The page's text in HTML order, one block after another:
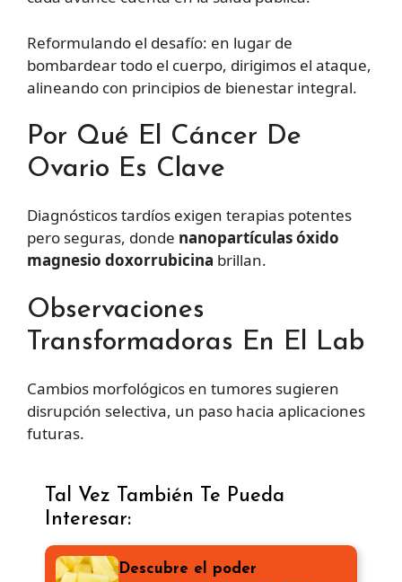
Reformulando el desafío: en lugar de
bombardear todo el cuerpo, dirigimos el ataque,
alineando con principios de bienestar integral.
Por Qué El Cáncer De
Ovario Es Clave
Diagnósticos tardíos exigen terapias potentes
pero seguras, donde nanopartículas óxido
magnesio doxorrubicina brillan.
Observaciones
Transformadoras En El Lab
Cambios morfológicos en tumores sugieren
disrupción selectiva, un paso hacia aplicaciones
futuras.
Tal Vez También Te Pueda
Interesar:
Descubre el poder